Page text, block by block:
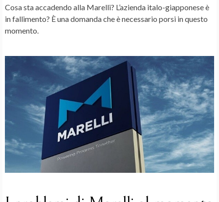
Cosa sta accadendo alla Marelli? L’azienda italo-giapponese è
infallimento? È una domanda che è necessario porsi in questo
momento.